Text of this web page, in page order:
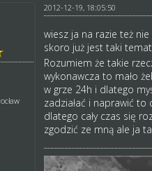
2012-12-19, 18:05:50
wiesz ja na razie też
skoro już jest taki
Rozumiem że takie
wykonawcza to mało
w grze 24h i dlatego
zadziałać i naprawić
dlatego cały czas się
zgodzić ze mną ale ja